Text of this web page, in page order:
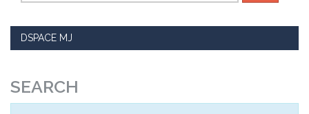
DSPACE MJ
SEARCH